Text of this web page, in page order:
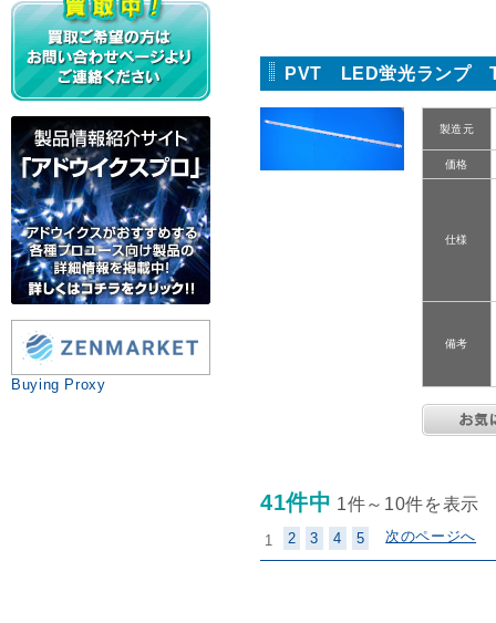
Buying Proxy
PVT LED蛍光ランプ
製造元
価格
仕様
備考
41件中 1件～10件を表示
1 2 3 4 5 次のページへ